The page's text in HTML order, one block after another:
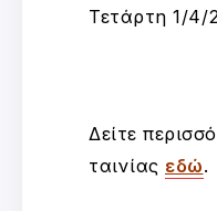
Τετάρτη 1/4/
Δείτε
ταινίας εδώ.